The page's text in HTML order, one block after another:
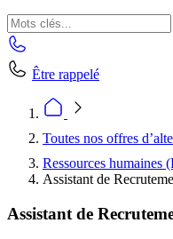
Être rappelé
Toutes nos offres
Ressources humaines
Assistant de
Assistant de